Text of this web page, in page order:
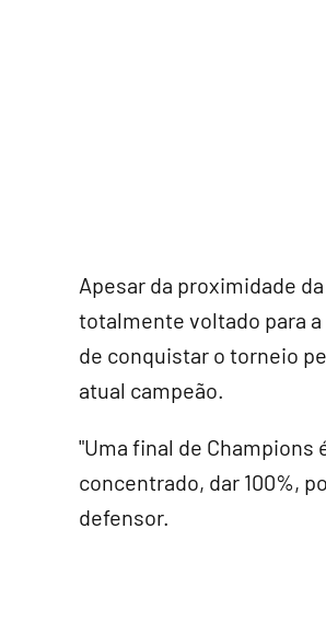
Apesar da proximidade
totalmente voltado para
de conquistar o torneio
atual campeão.
"Uma final de Champions
concentrado, dar 100%,
defensor.